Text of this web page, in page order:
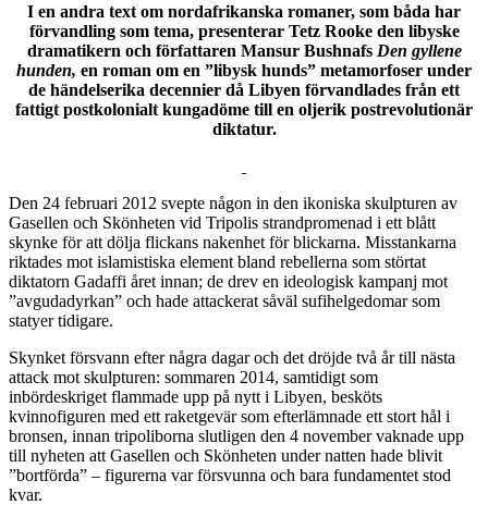
I en andra text om nordafrikanska romaner, som båda har
förvandling som tema, presenterar Tetz Rooke den libyske
dramatikern och författaren Mansur Bushnafs Den gyllene
hunden, en roman om en ”libysk hunds” metamorfoser under
de händelserika decennier då Libyen förvandlades från ett
fattigt postkolonialt kungadöme till en oljerik postrevolutionär
diktatur.
Den 24 februari 2012 svepte någon in den ikoniska skulpturen av
Gasellen och Skönheten vid Tripolis strandpromenad i ett blått
skynke för att dölja flickans nakenhet för blickarna. Misstankarna
riktades mot islamistiska element bland rebellerna som störtat
diktatorn Gadaffi året innan; de drev en ideologisk kampanj mot
”avgudadyrkan” och hade attackerat såväl sufihelgedomar som
statyer tidigare.
Skynket försvann efter några dagar och det dröjde två år till nästa
attack mot skulpturen: sommaren 2014, samtidigt som
inbördeskriget flammade upp på nytt i Libyen, besköts
kvinnofiguren med ett raketgevär som efterlämnade ett stort hål i
bronsen, innan tripoliborna slutligen den 4 november vaknade upp
till nyheten att Gasellen och Skönheten under natten hade blivit
”bortförda” – figurerna var försvunna och bara fundamentet stod
kvar.